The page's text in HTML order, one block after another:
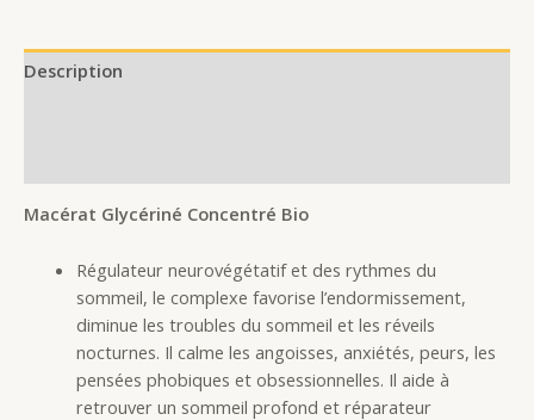
Description
Macérat Glycériné Concentré Bio
Régulateur neurovégétatif et des rythmes du
sommeil, le complexe favorise l’endormissement,
diminue les troubles du sommeil et les réveils
nocturnes. Il calme les angoisses, anxiétés, peurs, les
pensées phobiques et obsessionnelles. Il aide à
retrouver un sommeil profond et réparateur